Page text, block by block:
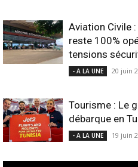
Aviation Civile
reste 100%
tensions
- A LA UNE 20 juin
Tourisme : Le
débarque en
- A LA UNE 19 juin